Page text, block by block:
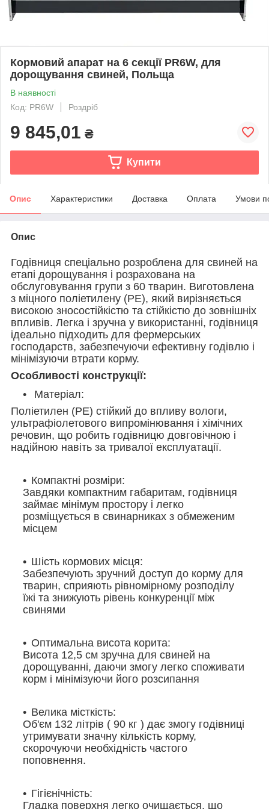
Кормовий апарат на 6 секції PR6W, для
дорощування свиней, Польща
В наявності
Код: PR6W
Роздріб
9 845,01 ₴
Купити
Опис Характеристики Доставка Оплата Умови
Опис
Годівниця спеціально розроблена для свиней на
етапі дорощування і розрахована на
обслуговування групи з 60 тварин. Виготовлена
з міцного поліетилену (PE), який вирізняється
високою зносостійкістю та стійкістю до зовнішніх
впливів. Легка і зручна у використанні, годівниця
ідеально підходить для фермерських
господарств, забезпечуючи ефективну годівлю і
мінімізуючи втрати корму.
Особливості конструкції:
Матеріал:
Поліетилен (PE) стійкий до впливу вологи,
ультрафіолетового випромінювання і хімічних
речовин, що робить годівницю довговічною і
надійною навіть за тривалої експлуатації.
Компактні розміри:
Завдяки компактним габаритам, годівниця
займає мінімум простору і легко
розміщується в свинарниках з обмеженим
місцем
Шість кормових місця:
Забезпечують зручний доступ до корму для
тварин, сприяють рівномірному розподілу
їжі та знижують рівень конкуренції між
свинями
Оптимальна висота корита:
Висота 12,5 см зручна для свиней на
дорощуванні, даючи змогу легко споживати
корм і мінімізуючи його розсипання
Велика місткість:
Об'єм 132 літрів ( 90 кг ) дає змогу годівниці
утримувати значну кількість корму,
скорочуючи необхідність частого
поповнення.
Гігієнічність:
Гладка поверхня легко очищається, що